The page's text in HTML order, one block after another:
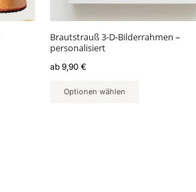
Brautstrauß 3-D-Bilderrahmen –
personalisiert
ab 9,90 €
Optionen wählen
werden